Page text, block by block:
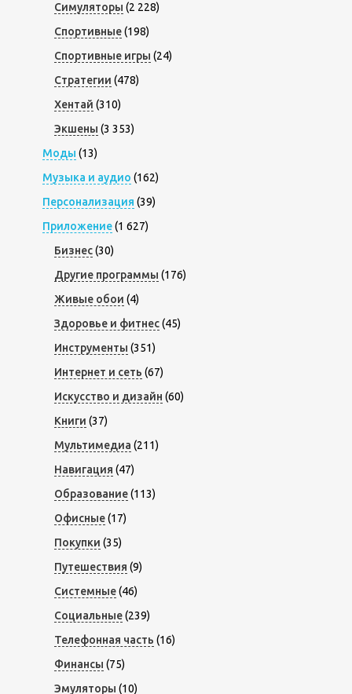
Симуляторы (2 228)
Спортивные(198)
Спортивные игры (24)
Стратегии (478)
Хентай (310)
Экшены (3 353)
Моды (13)
Музыка и аудио (162)
Персонализация (39)
Приложение(1 627)
Бизнес(30)
Другие программы (176)
Живые обои (4)
Здоровье и фитнес(45)
Инструменты (351)
Интернет и сеть (67)
Искусство и дизайн (60)
Книги (37)
Мультимедиа (211)
Навигация (47)
Образование(113)
Офисные(17)
Покупки (35)
Путешествия (9)
Системные(46)
Социальные(239)
Телефонная часть (16)
Финансы (75)
Эмуляторы (10)